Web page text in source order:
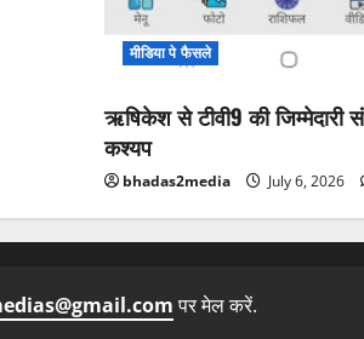
मीडिया पे फैसले
ऋषिकेश से टीवी9 की जिम्मेदारी
कश्यप
bhadas2media July 6, 2026
पर मेल करें.